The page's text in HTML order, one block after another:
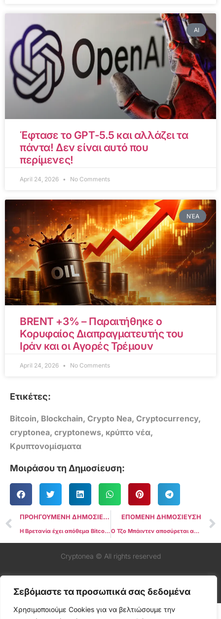
Σεβόμαστε τα προσωπικά σας δεδομένα
Χρησιμοποιούμε Cookies για να βελτιώσουμε την
AI
Έφτασε το GPT-5.5 και αλλάζει τα
πάντα! Δεν είναι αυτό που
περίμενες!
April 24, 2026 No Comments
ΝΈΑ
BRENT +3% – Παραιτήθηκε ο
Κορυφαίος Διαπραγματευτής του
Ιράν και οι Αγορές Τρέμουν
April 24, 2026 No Comments
Ετικέτες:
Bitcoin, Blockchain, Crypto Nea, Cryptocurrency,
cryptonea, cryptonews, κρύπτο νέα,
Κρυπτονομίσματα
Μοιράσου τη Δημοσίευση:
ΠΡΟΗΓΟΥΜΕΝΗ ΔΗΜΟΣΙΕΥΣΗ
Η Βρετανία έχει απόθεμα Bitcoin 5 δισεκατομμυρίων δολαρίων. Η Ριβς μπορεί να τα απελευθερώσει
ΕΠΟΜΕΝΗ ΔΗΜΟΣΙΕΥΣΗ
Ο Τζο Μπάιντεν αποσύρεται από την προεδρική εκστρατεία των ΗΠΑ
Cryptonea © All rights reserved